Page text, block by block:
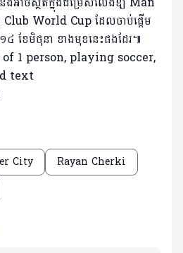
World Cup ដែលចាប់ផ្តើម
៤ ខែមិថុនា ខាងមុខនេះផងដែរ៕
City
Rayan Cherki